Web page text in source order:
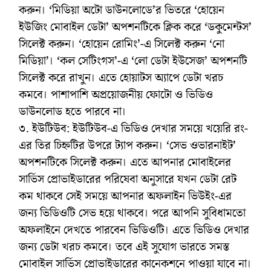
করুন। ‘মিডিয়া অটো ডাউনলোডে’র ভিতরে ‘হোয়েন
ইউজিং মোবাইল ডেটা’ অপশনটিকে ক্লিক করে ‘ডকুমেন্টস’
সিলেক্ট করুন। ‘হোয়েন রোমিং’-এ সিলেক্ট করুন ‘নো
মিডিয়া’। ‘কল সেটিংগস’-এ ‘লো ডেটা ইউসেজ’ অপশনটি
সিলেক্ট করে রাখুন। এতে হোয়াটস অ্যাপে ডেটা খরচ
কমবে। পাশাপাশি অপ্রয়োজনীয় ফোটো ও ভিডিও
ডাউনলোড হতে পারবে না।
৩. ইউটিউব: ইউটিউব-এ ভিডিও দেখার সময়ে খয়েরি রং-
এর তির চিহ্নটির উপরে ট্যাপ করুন। ‘সেভ ওভারনাইট’
অপশনটিকে সিলেক্ট করুন। এতে আপনার মোবাইলের
সার্ভিস প্রোভাইডারের পরিষেবা অনুসারে যখন ডেটা রেট
কম থাকবে সেই সময়ে আপনার অফলাইন ভিউইং-এর
জন্য ভিডিওটি সেভ হয়ে থাকবে। পরে আপনি সুবিধামতো
অফলাইনে দেখতে পারবেন ভিডিওটি। এতে ভিডিও দেখার
জন্য ডেটা খরচ কমবে। তবে এই সুযোগ ভারতে সমস্ত
মোবাইল সার্ভিস প্রোভাইডারের কানেকশনে পাওয়া যাবে না।